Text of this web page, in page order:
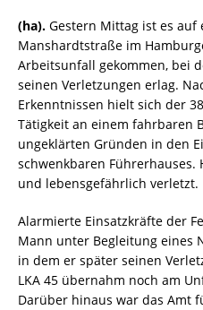
(ha). Gestern Mittag ist es auf
Manshardtstraße im
Arbeitsunfall gekommen, bei
seinen Verletzungen erlag.
Erkenntnissen hielt sich der
Tätigkeit an einem fahrbaren
ungeklärten Gründen in den
schwenkbaren
und lebensgefährlich verletzt.
Alarmierte Einsatzkräfte der
Mann unter Begleitung eines
in dem er später seinen
LKA 45 übernahm noch am
Darüber hinaus war das Amt